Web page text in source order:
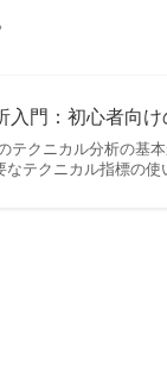
入門：初心者向
テクニカル分析の基
なテクニカル指標の使